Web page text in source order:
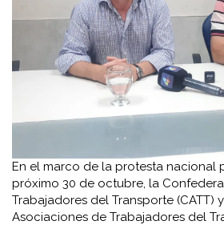
En el marco de la protesta nacional
próximo 30 de octubre, la
Trabajadores del Transporte (CATT)
Asociaciones de Trabajadores del